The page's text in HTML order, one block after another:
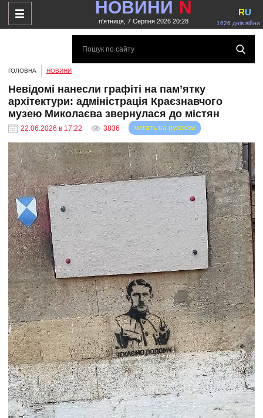
НОВИНИ N
п'ятниця, 7 Серпня 2026 20:28 1626 днів війни
RU
ГОЛОВНА НОВИНИ
Невідомі нанесли графіті на пам’ятку
архітектури: адміністрація Краєзнавчого
музею Миколаєва звернулася до містян
22.06.2026 в 17:22 3836 читать на русском